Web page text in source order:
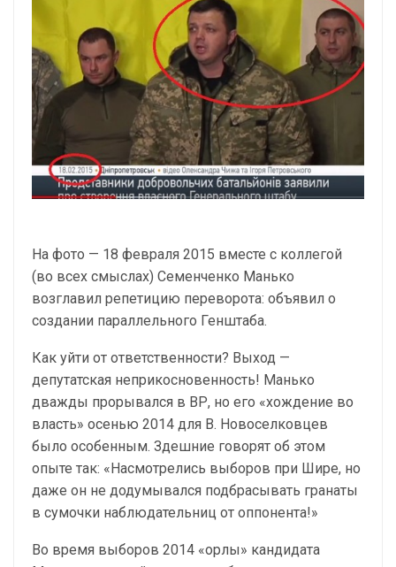
На фото — 18 февраля 2015 вместе с коллегой
(во всех смыслах) Семенченко Манько
возглавил репетицию переворота: объявил о
создании параллельного Генштаба.
Как уйти от ответственности? Выход —
депутатская неприкосновенность! Манько
дважды прорывался в ВР, но его «хождение во
власть» осенью 2014 для В. Новоселковцев
было особенным. Здешние говорят об этом
опыте так: «Насмотрелись выборов при Шире, но
даже он не додумывался подбрасывать гранаты
в сумочки наблюдательниц от оппонента!»
Во время выборов 2014 «орлы» кандидата